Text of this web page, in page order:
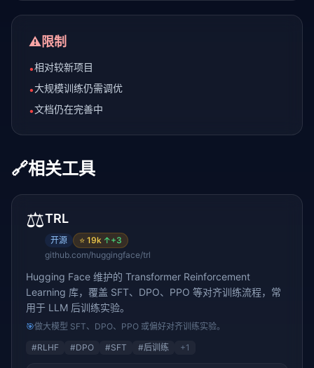
⚠️限制
•相对较新项目
•大规模训练仍需调优
•文档仍在完善中
🔗相关工具
⚖️TRL
开源 ⭐ 19k ↑+3
github.com/huggingface/trl
Hugging Face 维护的 Transformer Reinforcement
Learning 库，覆盖 SFT、DPO、PPO 等对齐训练流程，常
用于 LLM 后训练实验。
🎯做大模型 SFT、DPO、PPO 或偏好对齐训练实验。
#RLHF #DPO #SFT #后训练 +1